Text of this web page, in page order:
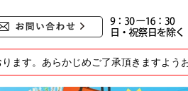
ます。あらかじめご了承頂きますよ